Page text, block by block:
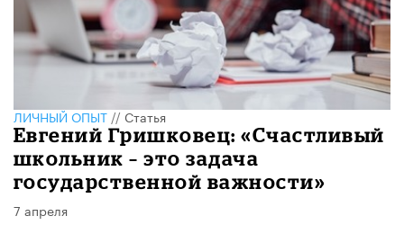
ЛИЧНЫЙ ОПЫТ//Статья
Евгений Гришковец: «Счастливый
школьник – это задача
государственной важности»
7 апреля